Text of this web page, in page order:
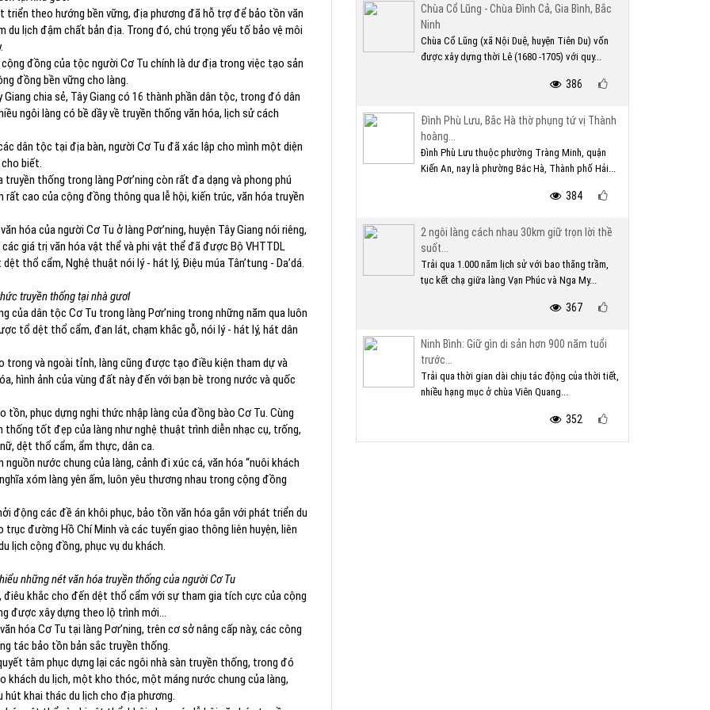
triển theo hướng bền vững, địa phương đã hỗ trợ để bảo tồn văn
du lịch đậm chất bản địa. Trong đó, chú trọng yếu tố bảo vệ môi
đồng của tộc người Cơ Tu chính là dư địa trong việc tạo sản
đồng bền vững cho làng.
chia sẻ, Tây Giang có 16 thành phần dân tộc, trong đó dân
ngôi làng có bề dầy về truyền thống văn hóa, lịch sử cách
dân tộc tại địa bàn, người Cơ Tu đã xác lập cho mình một diện
biết.
thống trong làng Pơr’ning còn rất đa dạng và phong phú
cao của cộng đồng thông qua lễ hội, kiến trúc, văn hóa truyền
hóa của người Cơ Tu ở làng Pơr’ning, huyện Tây Giang nói riêng,
giá trị văn hóa vật thể và phi vật thể đã được Bộ VHTTDL
thổ cẩm, Nghệ thuật nói lý - hát lý, Điệu múa Tân’tung - Da’dá.
truyền thống tại nhà gươl
dân tộc Cơ Tu trong làng Pơr’ning trong những năm qua luôn
tổ dệt thổ cẩm, đan lát, chạm khắc gỗ, nói lý - hát lý, hát dân
trong và ngoài tỉnh, làng cũng được tạo điều kiện tham dự và
hình ảnh của vùng đất này đến với bạn bè trong nước và quốc
phục dựng nghi thức nhập làng của đồng bào Cơ Tu. Cùng
tốt đẹp của làng như nghệ thuật trình diễn nhạc cụ, trống,
dệt thổ cẩm, ẩm thực, dân ca.
nước chung của làng, cảnh đi xúc cá, văn hóa “nuôi khách
xóm làng yên ấm, luôn yêu thương nhau trong cộng đồng
động các đề án khôi phục, bảo tồn văn hóa gắn với phát triển du
đường Hồ Chí Minh và các tuyến giao thông liên huyện, liên
lịch cộng đồng, phục vụ du khách.
những nét văn hóa truyền thống của người Cơ Tu
khắc cho đến dệt thổ cẩm với sự tham gia tích cực của cộng
được xây dựng theo lộ trình mới…
hóa Cơ Tu tại làng Pơr’ning, trên cơ sở nâng cấp này, các công
tác bảo tồn bản sắc truyền thống.
tâm phục dựng lại các ngôi nhà sàn truyền thống, trong đó
khách du lịch, một kho thóc, một máng nước chung của làng,
hút khai thác du lịch cho địa phương.
Chùa Cổ Lũng - Chùa Đình Cả, Gia Bình, Bắc
Ninh
Chùa Cổ Lũng (xã Nội Duệ, huyện Tiên Du) vốn
được xây dựng thời Lê (1680 -1705) với quy...
386
Đình Phù Lưu, Bắc Hà thờ phụng tứ vị Thành
hoàng...
Đình Phù Lưu thuộc phường Tràng Minh, quận
Kiến An, nay là phường Bắc Hà, Thành phố Hải...
384
2 ngôi làng cách nhau 30km giữ trọn lời thề
suốt...
Trải qua 1.000 năm lịch sử với bao thăng trầm,
tục kết chạ giữa làng Vạn Phúc và Nga My...
367
Ninh Bình: Giữ gìn di sản hơn 900 năm tuổi
trước...
Trải qua thời gian dài chịu tác động của thời tiết,
nhiều hạng mục ở chùa Viên Quang...
352